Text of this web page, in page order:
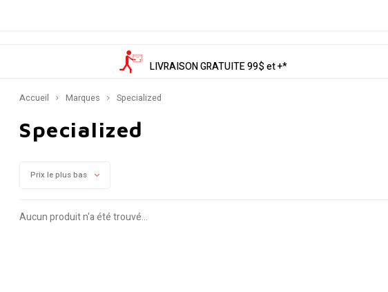
LIVRAISON GRATUITE 99$ et +*
Accueil Marques Specialized
Specialized
Prix le plus bas
Aucun produit n'a été trouvé...